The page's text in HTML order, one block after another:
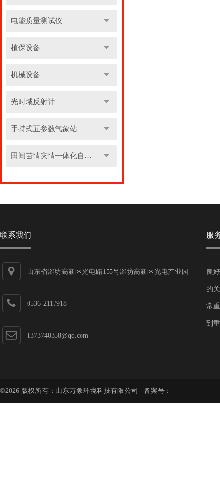
电能质量测试仪
植保设备
机械设备
光时域反射计
手持式五参数气象站
田间苗情灾情一体化自动监测系统
联系我们
山东省潍坊高新区光电路155号潍坊高新区光电产业园
0536-2117918
1373740358@qq.com
服
良
的
常
到
©2026 版权所有：山东万象环境科技有限公司 备案号：